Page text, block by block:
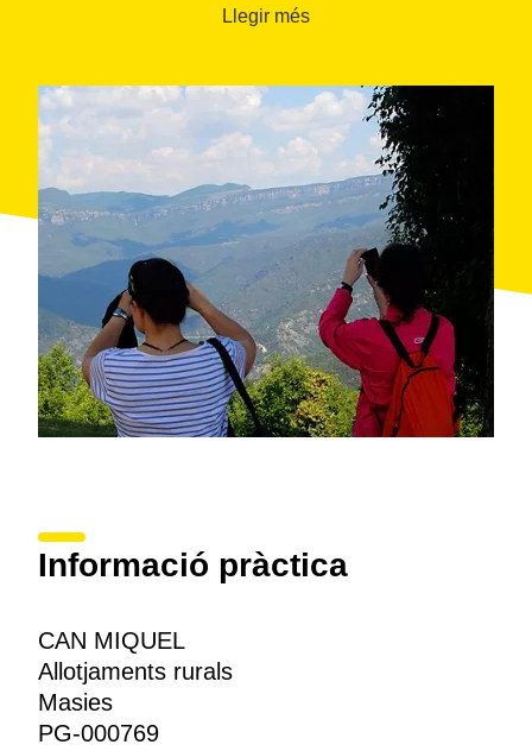
Pas o Cova de l'Os i el Gorg del Diable. Des
Llegir més
Informació pràctica
CAN MIQUEL
Allotjaments rurals
Masies
PG-000769